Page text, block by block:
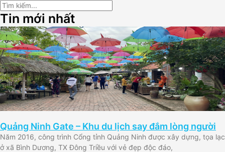
Tin mới nhất
Quảng Ninh Gate – Khu du lịch say đắm lòng người
Năm 2016, công trình Cổng tỉnh Quảng Ninh được xây dựng, tọa lạc
ở xã Bình Dương, TX Đông Triều với vẻ đẹp độc đáo,